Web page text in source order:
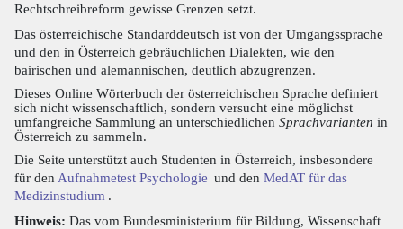
Rechtschreibreform gewisse Grenzen setzt.
Das österreichische Standarddeutsch ist von der Umgangssprache
und den in Österreich gebräuchlichen Dialekten, wie den
bairischen und alemannischen, deutlich abzugrenzen.
Dieses Online Wörterbuch der österreichischen Sprache definiert
sich nicht wissenschaftlich, sondern versucht eine möglichst
umfangreiche Sammlung an unterschiedlichen Sprachvarianten in
Österreich zu sammeln.
Die Seite unterstützt auch Studenten in Österreich, insbesondere
für den Aufnahmetest Psychologie und den MedAT für das
Medizinstudium .
Hinweis: Das vom Bundesministerium für Bildung, Wissenschaft